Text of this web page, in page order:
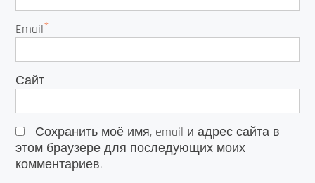
Email*
Сайт
Сохранить моё имя, email и адрес сайта в
этом браузере для последующих моих
комментариев.